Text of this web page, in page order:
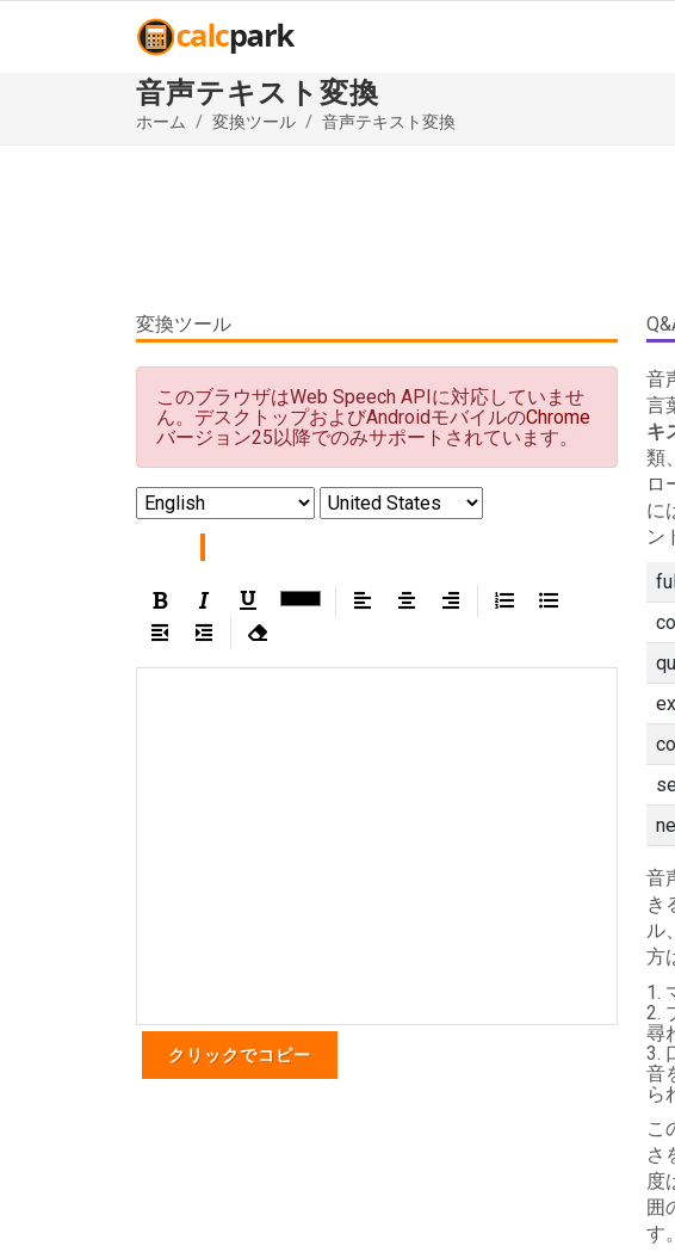
音声テキスト変換
ホーム 変換ツール 音声テキスト変換
音
言
キ
類
ロ
に
ン
音
き
ル
方
尋
音
ら
こ
さ
度
囲
す。
変換ツール
このブラウザはWeb Speech APIに対応していませ
ん。デスクトップおよびAndroidモバイルのChrome
バージョン25以降でのみサポートされています。
クリックでコピー